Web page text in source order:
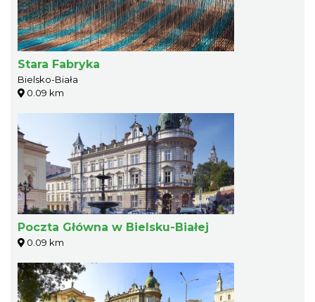
Stara Fabryka
Bielsko-Biała
0.09 km
Poczta Główna w Bielsku-Białej
0.09 km